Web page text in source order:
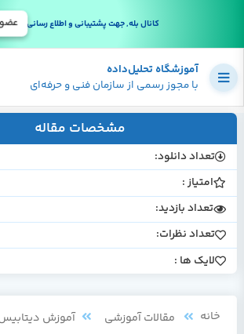
کانال بله, جهت پشتیبانی و اطلاع رسانی
آموزشگاه تحلیل‌داده
با مجوز رسمی از سازمان فنی و حرفه‌ای
مشخصات مقاله
تعداد دانلود:
امتیاز :
تعداد بازدید:
تعداد نظرات:
لایک ها :
خانه مقالات آموزشی
آموزش